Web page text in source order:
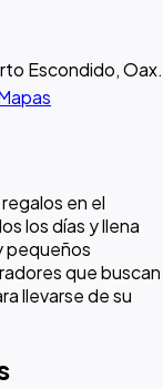
Escondido, Oax.
en el
los días y llena
pequeños
que buscan
llevarse de su